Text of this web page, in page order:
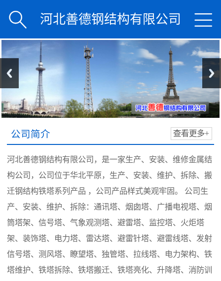

 河北善德钢结构有限公司
公司简介 查看更多+
河北善德钢结构有限公司，是一家生产、安装、维修金属结
构公司，公司位于华北平原，生产、安装、维护、拆除、搬
迁钢结构铁塔系列产品 ，公司产品样式美观牢固。 公司生
产、安装、维护、拆除：通讯塔、烟囱塔、广播电视塔、烟
筒塔架、信号塔、气象观测塔、避雷塔、监控塔、火炬塔
架、装饰塔、电力塔、雷达塔、避雷针塔、避雷线塔、发射
信号塔、测风塔、瞭望塔、独管塔、拉线塔、电力架构、铁
塔维护、铁塔拆除、铁塔搬迁、铁塔亮化、升降塔、消防训